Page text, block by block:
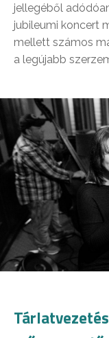
jellegéből
jubileumi koncert
mellett számos
a legújabb